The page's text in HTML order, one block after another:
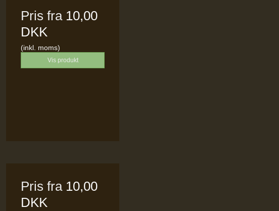
Pris fra 10,00
DKK
(inkl. moms)
Vis produkt
Pris fra 10,00
DKK